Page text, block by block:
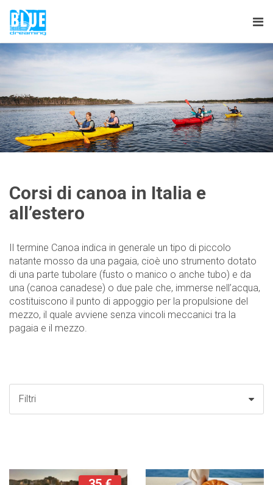
Corsi di canoa in Italia e
all’estero
Il termine Canoa indica in generale un tipo di piccolo
natante mosso da una pagaia, cioè uno strumento dotato
di una parte tubolare (fusto o manico o anche tubo) e da
una (canoa canadese) o due pale che, immerse nell’acqua,
costituiscono il punto di appoggio per la propulsione del
mezzo, il quale avviene senza vincoli meccanici tra la
pagaia e il mezzo.
Filtri